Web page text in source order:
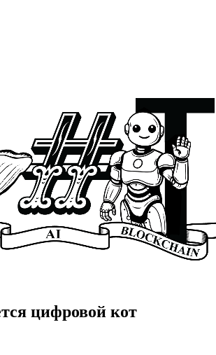
цифровой кот